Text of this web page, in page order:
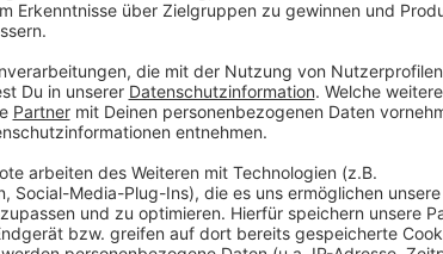
Die Neuwahlen und die Parteien bei uns im Kreis
Durch die vorgezogenen Wahlen zu einem neuen
Parteien bei uns im Kreis Mettmann früher in den
habe aber keine Auswirkungen auf den Zeitplan zur
CDU im Kreis Mettmann. Die Wahl der Kandidaten,
sei bereits im Januar geplant gewesen, so die CDU.
es: "Wir haben unsere Kandidaten für den